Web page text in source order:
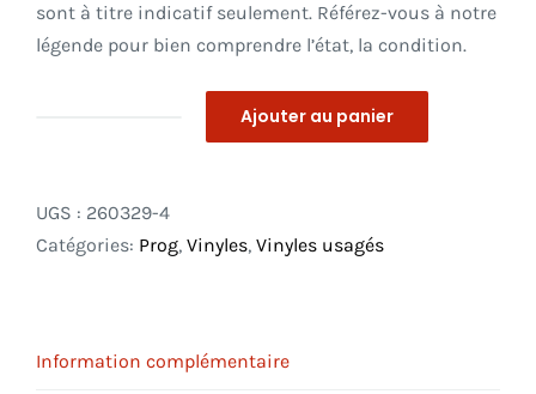
sont à titre indicatif seulement. Référez-vous à notre
légende pour bien comprendre l’état, la condition.
_
Ajouter au panier
UGS : 260329-4
Catégories: Prog, Vinyles, Vinyles usagés
Information complémentaire